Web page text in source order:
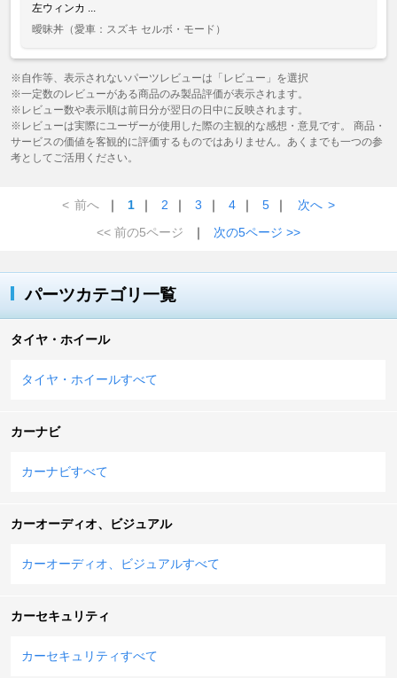
左ウィンカ ...
曖昧丼 （愛車：スズキ セルボ・モード）
※自作等、表示されないパーツレビューは「レビュー」を選択
※一定数のレビューがある商品のみ製品評価が表示されます。
※レビュー数や表示順は前日分が翌日の日中に反映されます。
※レビューは実際にユーザーが使用した際の主観的な感想・意見です。 商品・
サービスの価値を客観的に評価するものではありません。あくまでも一つの参
考としてご活用ください。
< 前へ ｜ 1 ｜ 2 ｜ 3 ｜ 4 ｜ 5 ｜ 次へ >
<< 前の5ページ
｜ 次の5ページ >>
パーツカテゴリ一覧
タイヤ・ホイール
タイヤ・ホイールすべて
カーナビ
カーナビすべて
カーオーディオ、ビジュアル
カーオーディオ、ビジュアルすべて
カーセキュリティ
カーセキュリティすべて